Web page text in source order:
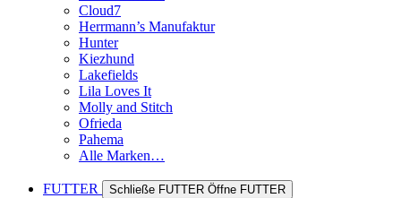
Cloud7
Herrmann’s Manufaktur
Hunter
Kiezhund
Lakefields
Lila Loves It
Molly and Stitch
Ofrieda
Pahema
Alle Marken…
FUTTER Schließe FUTTER Öffne FUTTER